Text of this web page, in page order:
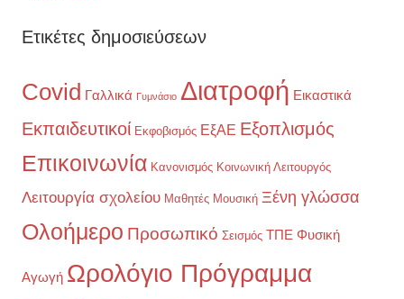
Ετικέτες δημοσιεύσεων
Covid Γαλλικά Γυμνάσιο Διατροφή Εικαστικά
Εκπαιδευτικοί Εκφοβισμός ΕξΑΕ Εξοπλισμός
Επικοινωνία Κανονισμός Κοινωνική Λειτουργός
Λειτουργία σχολείου Μαθητές Μουσική Ξένη γλώσσα
Ολοήμερο Προσωπικό Σεισμός ΤΠΕ Φυσική
Αγωγή Ωρολόγιο Πρόγραμμα